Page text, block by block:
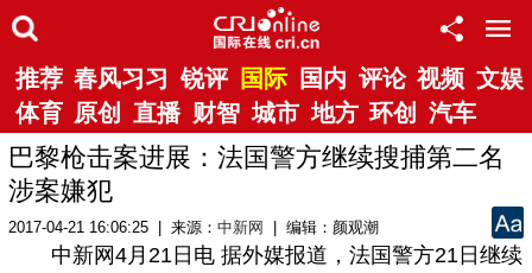
推荐 春风习习 锐评 国际 国内 评论 视频 文娱
体育 原创 直播 财智 城市 地方 环创 汽车
巴黎枪击案进展：法国警方继续搜捕第二名
涉案嫌犯
2017-04-21 16:06:25 | 来源：中新网 | 编辑：颜观潮
中新网4月21日电 据外媒报道，法国警方21日继续